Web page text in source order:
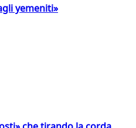
yemeniti»